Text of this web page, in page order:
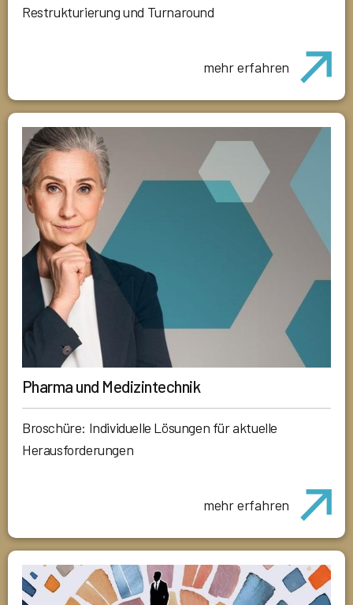
Restrukturierung und Turnaround
mehr erfahren
Pharma und Medizintechnik
Broschüre: Individuelle Lösungen für aktuelle
Herausforderungen
mehr erfahren